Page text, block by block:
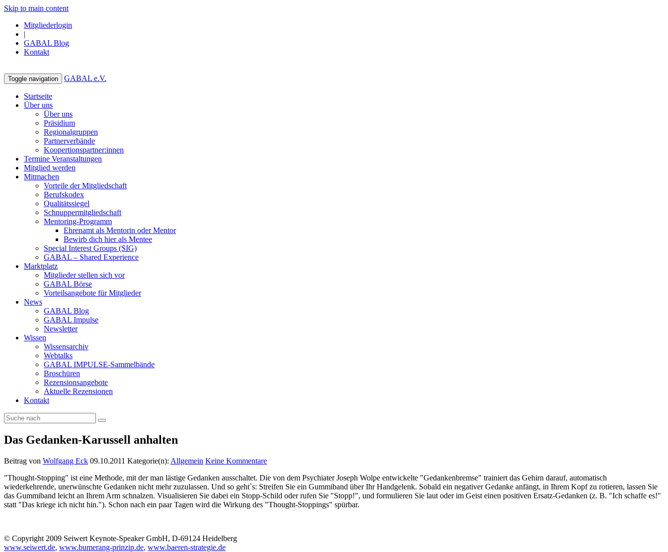
Skip to main content
Mitgliederlogin
|
GABAL Blog
Kontakt
Toggle navigation GABAL e.V.
Startseite
Über uns
Über uns
Präsidium
Regionalgruppen
Partnerverbände
Koopertionspartner:innen
Termine Veranstaltungen
Mitglied werden
Mitmachen
Vorteile der Mitgliedschaft
Berufskodex
Qualitätssiegel
Schnuppermitgliedschaft
Mentoring-Programm
Ehrenamt als Mentorin oder Mentor
Bewirb dich hier als Mentee
Special Interest Groups (SIG)
GABAL – Shared Experience
Marktplatz
Mitglieder stellen sich vor
GABAL Börse
Vorteilsangebote für Mitglieder
News
GABAL Blog
GABAL Impulse
Newsletter
Wissen
Wissensarchiv
Webtalks
GABAL IMPULSE-Sammelbände
Broschüren
Rezensionsangebote
Aktuelle Rezensionen
Kontakt
Das Gedanken-Karussell anhalten
Beitrag von Wolfgang Eck 09.10.2011 Kategorie(n): Allgemein Keine Kommentare
"Thought-Stopping" ist eine Methode, mit der man lästige Gedanken ausschaltet. Die von dem Psychiater Joseph Wolpe entwickelte "Gedankenbremse" trainiert das Gehirn darauf, automatisch
wiederkehrende, unerwünschte Gedanken nicht mehr zuzulassen. Und so geht`s: Streifen Sie ein Gummiband über Ihr Handgelenk. Sobald ein negativer Gedanke anfängt, in Ihrem Kopf zu rotieren, lassen Sie
das Gummiband leicht an Ihrem Arm schnalzen. Visualisieren Sie dabei ein Stopp-Schild oder rufen Sie "Stopp!", und formulieren Sie laut oder im Geist einen positiven Ersatz-Gedanken (z. B. "Ich schaffe es!"
statt "Das kriege ich nicht hin."). Schon nach ein paar Tagen wird die Wirkung des "Thought-Stoppings" spürbar.
© Copyright 2009 Seiwert Keynote-Speaker GmbH, D-69124 Heidelberg
www.seiwert.de, www.bumerang-prinzip.de, www.baeren-strategie.de